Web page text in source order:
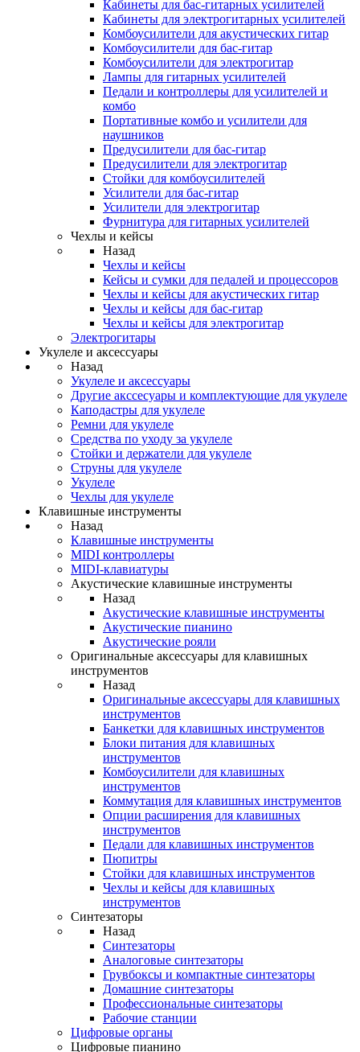
Кабинеты для бас-гитарных усилителей
Кабинеты для электрогитарных усилителей
Комбоусилители для акустических гитар
Комбоусилители для бас-гитар
Комбоусилители для электрогитар
Лампы для гитарных усилителей
Педали и контроллеры для усилителей и
комбо
Портативные комбо и усилители для
наушников
Предусилители для бас-гитар
Предусилители для электрогитар
Стойки для комбоусилителей
Усилители для бас-гитар
Усилители для электрогитар
Фурнитура для гитарных усилителей
Чехлы и кейсы
Назад
Чехлы и кейсы
Кейсы и сумки для педалей и процессоров
Чехлы и кейсы для акустических гитар
Чехлы и кейсы для бас-гитар
Чехлы и кейсы для электрогитар
Электрогитары
Укулеле и аксессуары
Назад
Укулеле и аксессуары
Другие акссесуары и комплектующие для укулеле
Каподастры для укулеле
Ремни для укулеле
Средства по уходу за укулеле
Стойки и держатели для укулеле
Струны для укулеле
Укулеле
Чехлы для укулеле
Клавишные инструменты
Назад
Клавишные инструменты
MIDI контроллеры
MIDI-клавиатуры
Акустические клавишные инструменты
Назад
Акустические клавишные инструменты
Акустические пианино
Акустические рояли
Оригинальные аксессуары для клавишных
инструментов
Назад
Оригинальные аксессуары для клавишных
инструментов
Банкетки для клавишных инструментов
Блоки питания для клавишных
инструментов
Комбоусилители для клавишных
инструментов
Коммутация для клавишных инструментов
Опции расширения для клавишных
инструментов
Педали для клавишных инструментов
Пюпитры
Стойки для клавишных инструментов
Чехлы и кейсы для клавишных
инструментов
Синтезаторы
Назад
Синтезаторы
Аналоговые синтезаторы
Грувбоксы и компактные синтезаторы
Домашние синтезаторы
Профессиональные синтезаторы
Рабочие станции
Цифровые органы
Цифровые пианино